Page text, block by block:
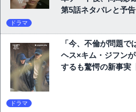
第5話ネタバレと予告
ドラマ
「今、不倫が問題で
ヘス×キム・ジフン
するも驚愕の新事実
ドラマ